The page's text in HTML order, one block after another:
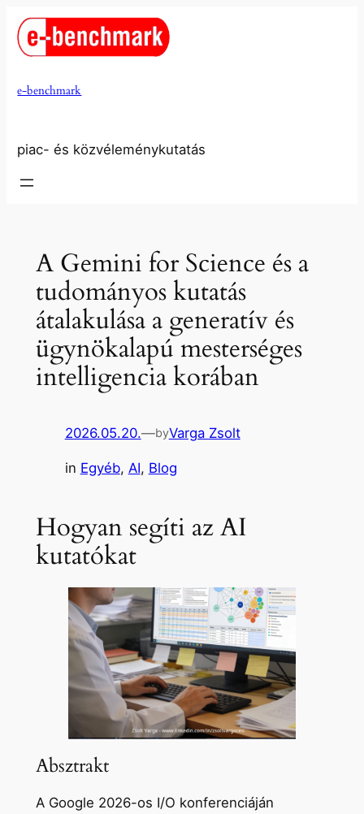
Ugrás
tartalomhoz
e-benchmark
piac- és közvéleménykutatás
A Gemini for Science és a
tudományos kutatás
átalakulása a generatív és
ügynökalapú mesterséges
intelligencia korában
2026.05.20.—byVarga Zsolt
in Egyéb, AI, Blog
Hogyan segíti az AI
kutatókat
Absztrakt
A Google 2026-os I/O konferenciáján